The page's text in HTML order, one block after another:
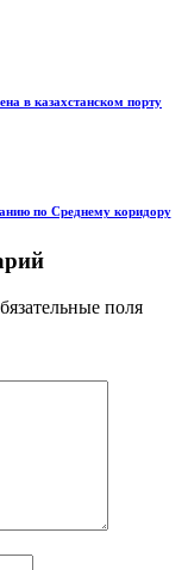
в казахстанском порту
по Среднему коридору
поля